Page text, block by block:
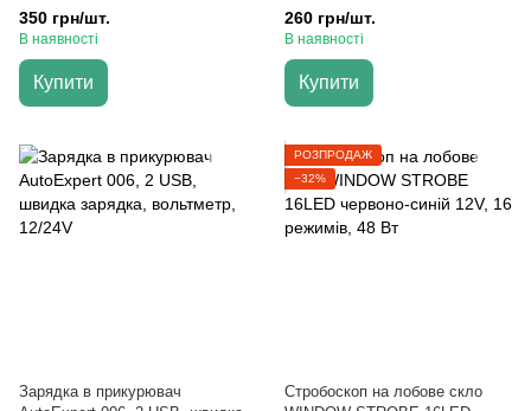
350 грн/шт.
В наявності
Купити
вольтметр, 12/24V
260 грн/шт.
В наявності
Купити
Зарядка в прикурювач
РОЗПРОДАЖ
−32%
Стробоскоп на лобове скло